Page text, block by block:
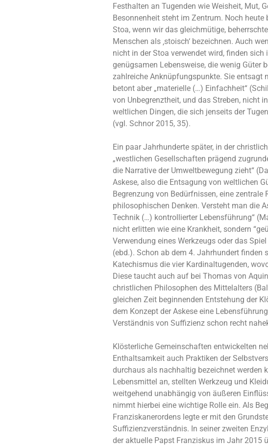
Festhalten an Tugenden wie Weisheit, Mut,
Besonnenheit steht im Zentrum. Noch heute
Stoa, wenn wir das gleichmütige,
Menschen als ‚stoisch‘ bezeichnen. Auch
nicht in der Stoa verwendet wird, finden sich
genügsamen Lebensweise, die wenig Güter
zahlreiche Anknüpfungspunkte. Sie entsagt
betont aber „materielle (…) Einfachheit“
von Unbegrenztheit, und das Streben, nicht
weltlichen Dingen, die sich jenseits der
(vgl. Schnor 2015, 35).
Ein paar Jahrhunderte später, in der
„westlichen Gesellschaften prägend
die Narrative der Umweltbewegung zieht“
Askese, also die Entsagung von weltlichen
Begrenzung von Bedürfnissen, eine zentrale
philosophischen Denken. Versteht man die
Technik (…) kontrollierter Lebensführung“
nicht erlitten wie eine Krankheit, sondern
Verwendung eines Werkzeugs oder das
(ebd.). Schon ab dem 4. Jahrhundert finden
Katechismus die vier Kardinaltugenden,
Diese taucht auch auf bei Thomas von
christlichen Philosophen des Mittelalters
gleichen Zeit beginnenden Entstehung der
dem Konzept der Askese eine
Verständnis von Suffizienz schon recht
Klösterliche Gemeinschaften entwickelten
Enthaltsamkeit auch Praktiken der
durchaus als nachhaltig bezeichnet werden
Lebensmittel an, stellten Werkzeug und
weitgehend unabhängig von äußeren
nimmt hierbei eine wichtige Rolle ein. Als
Franziskanerordens legte er mit den
Suffizienzverständnis. In seiner zweiten
der aktuelle Papst Franziskus im Jahr 2015